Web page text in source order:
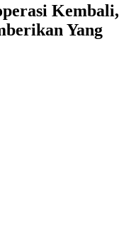
Kembali,
Yang